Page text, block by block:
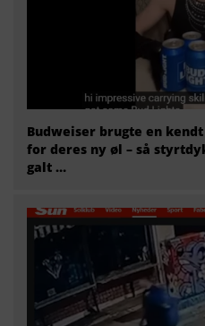
Budweiser brugte en
for deres ny øl – så
galt …